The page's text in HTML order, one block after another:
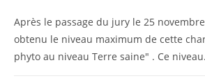
Après le passage du jury le 25
obtenu le niveau maximum de cette
phyto au niveau Terre saine" . Ce